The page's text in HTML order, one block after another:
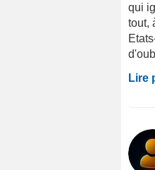
qui
tout,
Lire